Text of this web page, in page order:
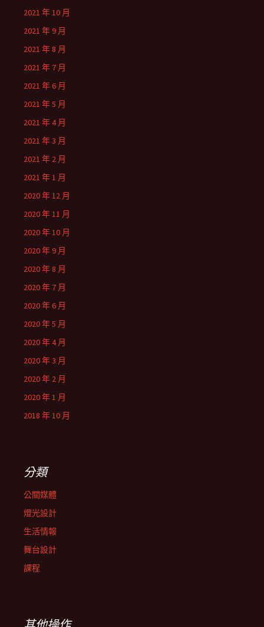
2021 年 10 月
2021 年 9 月
2021 年 8 月
2021 年 7 月
2021 年 6 月
2021 年 5 月
2021 年 4 月
2021 年 3 月
2021 年 2 月
2021 年 1 月
2020 年 12 月
2020 年 11 月
2020 年 10 月
2020 年 9 月
2020 年 8 月
2020 年 7 月
2020 年 6 月
2020 年 5 月
2020 年 4 月
2020 年 3 月
2020 年 2 月
2020 年 1 月
2018 年 10 月
分類
公關媒體
燈光設計
生活情報
舞台設計
課程